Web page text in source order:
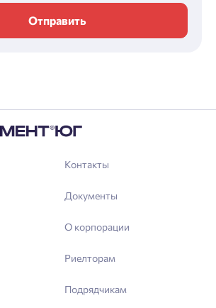
Отправить
Контакты
Документы
О корпорации
Риелторам
Подрядчикам